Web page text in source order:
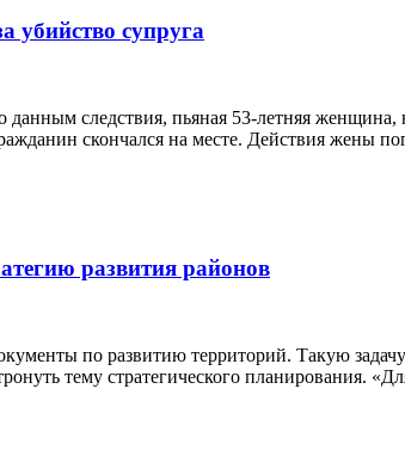
убийство супруга
следствия, пьяная 53-летняя
скончался на месте. Действия жены
развития районов
по развитию территорий. Такую
тему стратегического планирования.